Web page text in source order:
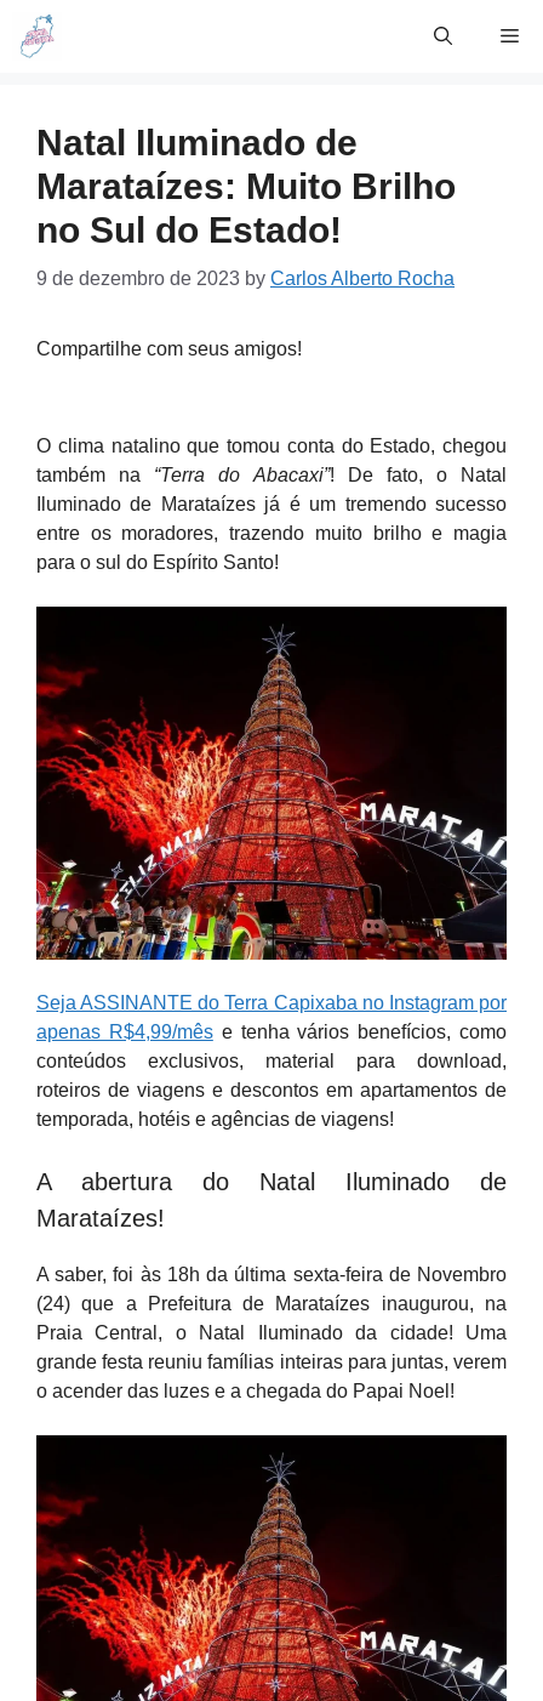
Skip
Natal Iluminado de
Marataízes: Muito Brilho
no Sul do Estado!
9 de dezembro de 2023 by Carlos Alberto Rocha
Compartilhe com seus amigos!
O clima natalino que tomou conta do Estado, chegou
também na “Terra do Abacaxi”! De fato, o Natal
Iluminado de Marataízes já é um tremendo sucesso
entre os moradores, trazendo muito brilho e magia
para o sul do Espírito Santo!
Seja ASSINANTE do Terra Capixaba no Instagram por
apenas R$4,99/mêse tenha vários benefícios, como
conteúdos exclusivos, material para download,
roteiros de viagens e descontos em apartamentos de
temporada, hotéis e agências de viagens!
A abertura do Natal Iluminado de
Marataízes!
A saber, foi às 18h da última sexta-feira de Novembro
(24) que a Prefeitura de Marataízes inaugurou, na
Praia Central, o Natal Iluminado da cidade! Uma
grande festa reuniu famílias inteiras para juntas, verem
o acender das luzes e a chegada do Papai Noel!